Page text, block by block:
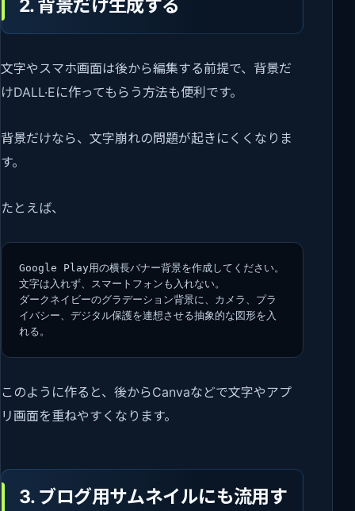
2. 背景だけ生成する
文字やスマホ画面は後から編集する前提で、背景だ
けDALL·Eに作ってもらう方法も便利です。
背景だけなら、文字崩れの問題が起きにくくなりま
す。
たとえば、
Google Play用の横長バナー背景を作成してください。
文字は入れず、スマートフォンも入れない。
ダークネイビーのグラデーション背景に、カメラ、プラ
イバシー、デジタル保護を連想させる抽象的な図形を入
れる。
このように作ると、後からCanvaなどで文字やアプ
リ画面を重ねやすくなります。
3. ブログ用サムネイルにも流用す